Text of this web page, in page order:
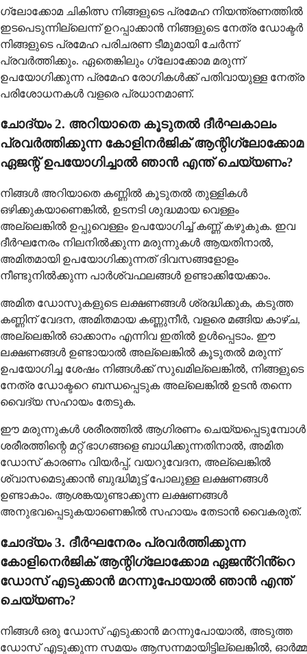
ഗ്ലോക്കോമ ചികിത്സ നിങ്ങളുടെ പ്രമേഹ നിയന്ത്രണത്തിൽ
ഇടപെടുന്നില്ലെന്ന് ഉറപ്പാക്കാൻ നിങ്ങളുടെ നേത്ര ഡോക്ടർ
നിങ്ങളുടെ പ്രമേഹ പരിചരണ ടീമുമായി ചേർന്ന്
പ്രവർത്തിക്കും. ഏതെങ്കിലും ഗ്ലോക്കോമ മരുന്ന്
ഉപയോഗിക്കുന്ന പ്രമേഹ രോഗികൾക്ക് പതിവായുള്ള നേത്ര
പരിശോധനകൾ വളരെ പ്രധാനമാണ്.
ചോദ്യം 2. അറിയാതെ കൂടുതൽ ദീർഘകാലം
പ്രവർത്തിക്കുന്ന കോളിനർജിക് ആന്റിഗ്ലോക്കോമ
ഏജന്റ് ഉപയോഗിച്ചാൽ ഞാൻ എന്ത് ചെയ്യണം?
നിങ്ങൾ അറിയാതെ കണ്ണിൽ കൂടുതൽ തുള്ളികൾ
ഒഴിക്കുകയാണെങ്കിൽ, ഉടനടി ശുദ്ധമായ വെള്ളം
അല്ലെങ്കിൽ ഉപ്പുവെള്ളം ഉപയോഗിച്ച് കണ്ണ് കഴുകുക. ഇവ
ദീർഘനേരം നിലനിൽക്കുന്ന മരുന്നുകൾ ആയതിനാൽ,
അമിതമായി ഉപയോഗിക്കുന്നത് ദിവസങ്ങളോളം
നീണ്ടുനിൽക്കുന്ന പാർശ്വഫലങ്ങൾ ഉണ്ടാക്കിയേക്കാം.
അമിത ഡോസുകളുടെ ലക്ഷണങ്ങൾ ശ്രദ്ധിക്കുക, കടുത്ത
കണ്ണിന് വേദന, അമിതമായ കണ്ണുനീർ, വളരെ മങ്ങിയ കാഴ്ച,
അല്ലെങ്കിൽ ഓക്കാനം എന്നിവ ഇതിൽ ഉൾപ്പെടാം. ഈ
ലക്ഷണങ്ങൾ ഉണ്ടായാൽ അല്ലെങ്കിൽ കൂടുതൽ മരുന്ന്
ഉപയോഗിച്ച ശേഷം നിങ്ങൾക്ക് സുഖമില്ലെങ്കിൽ, നിങ്ങളുടെ
നേത്ര ഡോക്ടറെ ബന്ധപ്പെടുക അല്ലെങ്കിൽ ഉടൻ തന്നെ
വൈദ്യ സഹായം തേടുക.
ഈ മരുന്നുകൾ ശരീരത്തിൽ ആഗിരണം ചെയ്യപ്പെടുമ്പോൾ
ശരീരത്തിന്റെ മറ്റ് ഭാഗങ്ങളെ ബാധിക്കുന്നതിനാൽ, അമിത
ഡോസ് കാരണം വിയർപ്പ്, വയറുവേദന, അല്ലെങ്കിൽ
ശ്വാസമെടുക്കാൻ ബുദ്ധിമുട്ട് പോലുള്ള ലക്ഷണങ്ങൾ
ഉണ്ടാകാം. ആശങ്കയുണ്ടാക്കുന്ന ലക്ഷണങ്ങൾ
അനുഭവപ്പെടുകയാണെങ്കിൽ സഹായം തേടാൻ വൈകരുത്.
ചോദ്യം 3. ദീർഘനേരം പ്രവർത്തിക്കുന്ന
കോളിനെർജിക് ആന്റിഗ്ലോക്കോമ ഏജൻ്റിൻ്റെ
ഡോസ് എടുക്കാൻ മറന്നുപോയാൽ ഞാൻ എന്ത്
ചെയ്യണം?
നിങ്ങൾ ഒരു ഡോസ് എടുക്കാൻ മറന്നുപോയാൽ, അടുത്ത
ഡോസ് എടുക്കുന്ന സമയം ആസന്നമായിട്ടില്ലെങ്കിൽ, ഓർമ്മ